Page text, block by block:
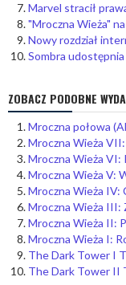
Marvel stracił
"Mroczna Wieża"
Nowy rozdział
Sombra
ZOBACZ PODOBNE
Mroczna połowa
Mroczna Wieża
Mroczna Wieża VI:
Mroczna Wieża V:
Mroczna Wieża IV:
Mroczna Wieża III:
Mroczna Wieża II:
Mroczna Wieża I:
The Dark Tower I
The Dark Tower II